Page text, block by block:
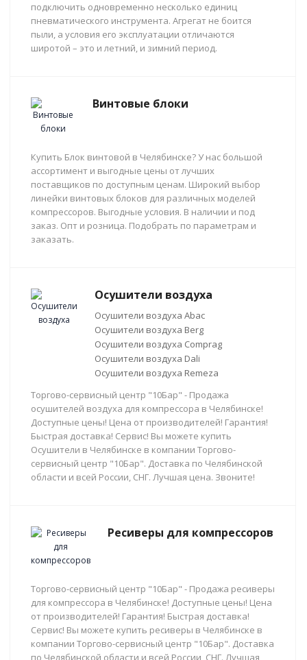
подключить одновременно несколько единиц
пневматического инструмента. Агрегат не боится
пыли, а условия его эксплуатации отличаются
широтой – это и летний, и зимний период.
Винтовые блоки
Купить Блок винтовой в Челябинске? У нас большой
ассортимент и выгодные цены от лучших
поставщиков по доступным ценам. Широкий выбор
линейки винтовых блоков для различных моделей
компрессоров. Выгодные условия. В наличии и под
заказ. Опт и розница. Подобрать по параметрам и
заказать.
Осушители воздуха
Осушители воздуха Abac
Осушители воздуха Berg
Осушители воздуха Comprag
Осушители воздуха Dali
Осушители воздуха Remeza
Торгово-сервисный центр "10Бар" - Продажа
осушителей воздуха для компрессора в Челябинске!
Доступные цены! Цена от производителей! Гарантия!
Быстрая доставка! Сервис! Вы можете купить
Осушители в Челябинске в компании Торгово-
сервисный центр "10Бар". Доставка по Челябинской
области и всей России, СНГ. Лучшая цена. Звоните!
Ресиверы для компрессоров
Торгово-сервисный центр "10Бар" - Продажа ресиверы
для компрессора в Челябинске! Доступные цены! Цена
от производителей! Гарантия! Быстрая доставка!
Сервис! Вы можете купить ресиверы в Челябинске в
компании Торгово-сервисный центр "10Бар". Доставка
по Челябинской области и всей России, СНГ. Лучшая